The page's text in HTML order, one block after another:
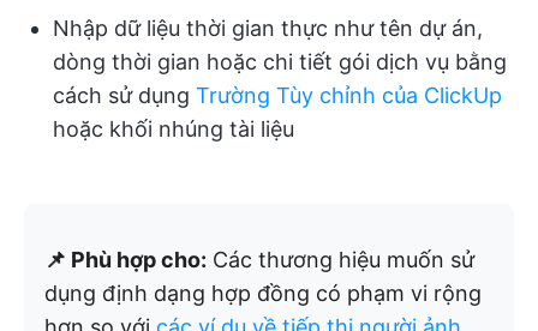
Nhập dữ liệu thời gian thực như tên dự án,
dòng thời gian hoặc chi tiết gói dịch vụ bằng
cách sử dụng Trường Tùy chỉnh của ClickUp
hoặc khối nhúng tài liệu
📌 Phù hợp cho: Các thương hiệu muốn sử
dụng định dạng hợp đồng có phạm vi rộng